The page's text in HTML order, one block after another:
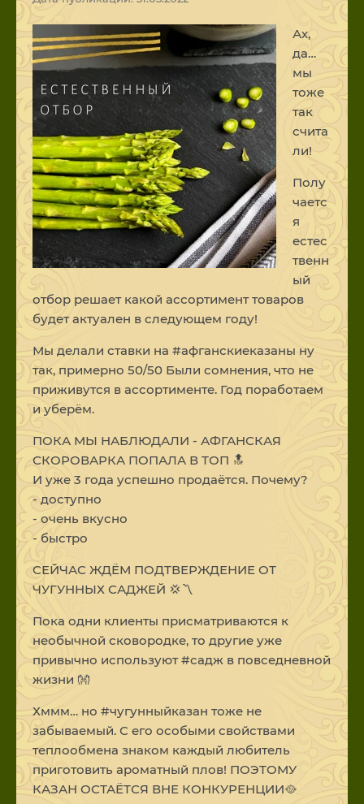
Ах,
да…
мы
тоже
так
счита
ли!
Полу
чаетс
я
естес
твенн
ый
отбор решает какой ассортимент товаров
будет актуален в следующем году!
Мы делали ставки на #афганскиеказаны ну
так, примерно 50/50 Были сомнения, что не
приживутся в ассортименте. Год поработаем
и уберём.
ПОКА МЫ НАБЛЮДАЛИ - АФГАНСКАЯ
СКОРОВАРКА ПОПАЛА В ТОП 🔝
И уже 3 года успешно продаётся. Почему?
- доступно
- очень вкусно
- быстро
СЕЙЧАС ЖДЁМ ПОДТВЕРЖДЕНИЕ ОТ
ЧУГУННЫХ САДЖЕЙ 💢〽️
Пока одни клиенты присматриваются к
необычной сковородке, то другие уже
привычно используют #садж в повседневной
жизни 👐
Хммм… но #чугунныйказан тоже не
забываемый. С его особыми свойствами
теплообмена знаком каждый любитель
приготовить ароматный плов! ПОЭТОМУ
КАЗАН ОСТАЁТСЯ ВНЕ КОНКУРЕНЦИИ🥘